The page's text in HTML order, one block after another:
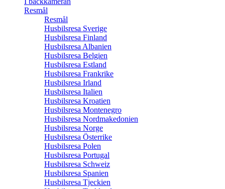
Resmål
Resmål
Husbilsresa Sverige
Husbilsresa Finland
Husbilsresa Albanien
Husbilsresa Belgien
Husbilsresa Estland
Husbilsresa Frankrike
Husbilsresa Irland
Husbilsresa Italien
Husbilsresa Kroatien
Husbilsresa Montenegro
Husbilsresa Nordmakedonien
Husbilsresa Norge
Husbilsresa Österrike
Husbilsresa Polen
Husbilsresa Portugal
Husbilsresa Schweiz
Husbilsresa Spanien
Husbilsresa Tjeckien